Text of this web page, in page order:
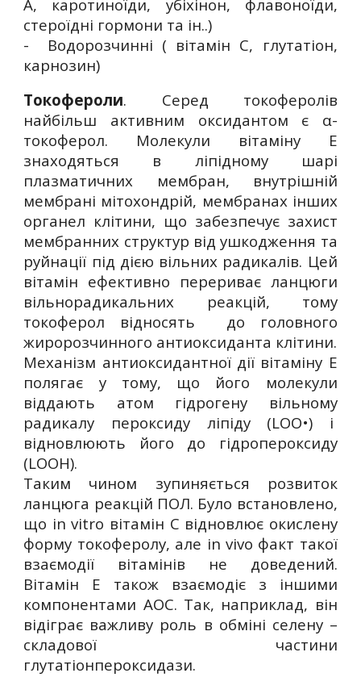
А, каротиноїди, убіхінон, флавоноїди,
стероїдні гормони та ін..)
- Водорозчинні ( вітамін С, глутатіон,
карнозин)
Токофероли. Серед токоферолів
найбільш активним оксидантом є α-
токоферол. Молекули вітаміну Е
знаходяться в ліпідному шарі
плазматичних мембран, внутрішній
мембрані мітохондрій, мембранах інших
органел клітини, що забезпечує захист
мембранних структур від ушкодження та
руйнації під дією вільних радикалів. Цей
вітамін ефективно перериває ланцюги
вільнорадикальних реакцій, тому
токоферол відносять до головного
жиророзчинного антиоксиданта клітини.
Механізм антиоксидантної дії вітаміну Е
полягає у тому, що його молекули
віддають атом гідрогену вільному
радикалу пероксиду ліпіду (LOO•) і
відновлюють його до гідропероксиду
(LOOH).
Таким чином зупиняється розвиток
ланцюга реакцій ПОЛ. Було встановлено,
що in vitro вітамін С відновлює окислену
форму токоферолу, але in vivo факт такої
взаємодії вітамінів не доведений.
Вітамін Е також взаємодіє з іншими
компонентами АОС. Так, наприклад, він
відіграє важливу роль в обміні селену –
складової частини
глутатіонпероксидази.